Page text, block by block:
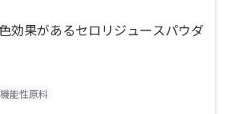
効果があるセロリジュースパウダ
機能性原料